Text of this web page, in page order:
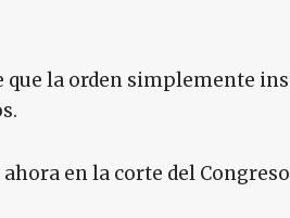
la orden simplemente
en la corte del